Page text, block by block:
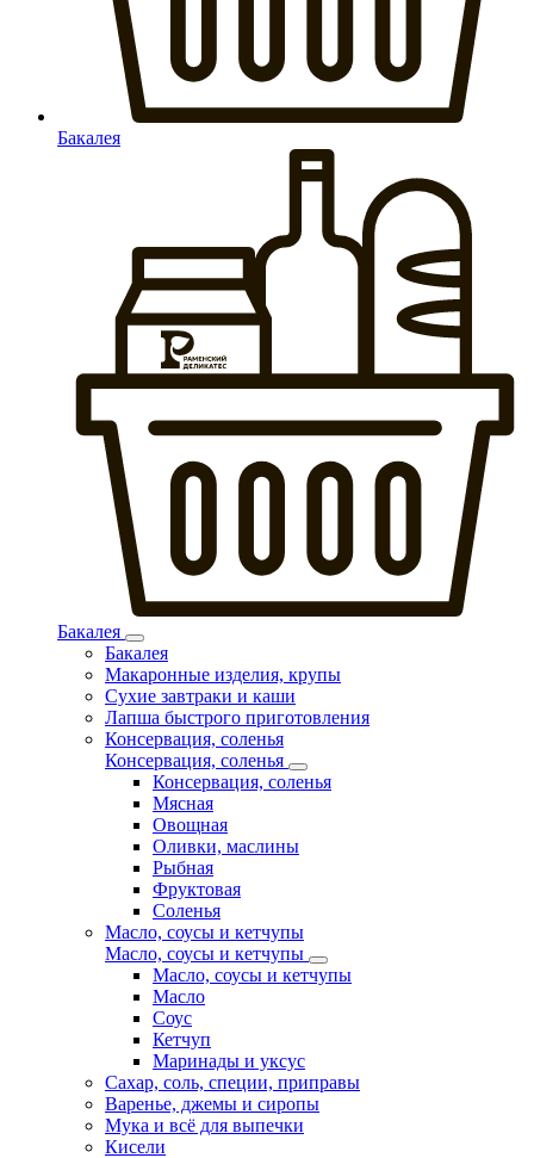
Бакалея
Бакалея
Бакалея
Макаронные изделия, крупы
Сухие завтраки и каши
Лапша быстрого приготовления
Консервация, соленья
Консервация, соленья
Консервация, соленья
Мясная
Овощная
Оливки, маслины
Рыбная
Фруктовая
Соленья
Масло, соусы и кетчупы
Масло, соусы и кетчупы
Масло, соусы и кетчупы
Масло
Соус
Кетчуп
Маринады и уксус
Сахар, соль, специи, приправы
Варенье, джемы и сиропы
Мука и всё для выпечки
Кисели